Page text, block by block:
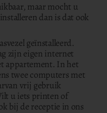
maar mocht u
dan is dat ook
geïnstalleerd.
zijn eigen internet
appartement. In het
twee computers met
vrij gebruik
u iets printen of
bij de receptie in ons